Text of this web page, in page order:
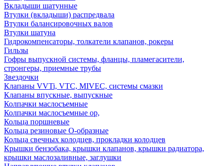
Вкладыши шатунные
Втулки (вкладыши) распредвала
Втулки балансировочных валов
Втулки шатуна
Гидрокомпенсаторы, толкатели клапанов, рокеры
Гильзы
Гофры выпускной системы, фланцы, пламегасители,
стронгеры, приемные трубы
Звездочки
Клапаны VVTi, VTC, MIVEC, системы смазки
Клапаны впускные, выпускные
Колпачки маслосъемные
Колпачки маслосъемные ор,
Кольца поршневые
Кольца резиновые О-образные
Кольца свечных колодцев, прокладки колодцев
Крышки бензобака, крышки клапанов, крышки радиатора,
крышки маслозаливные, заглушки